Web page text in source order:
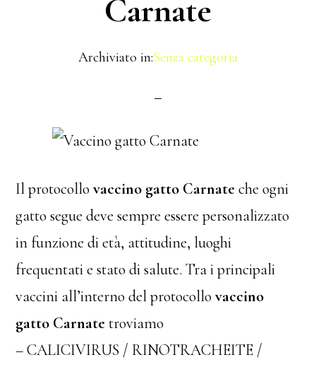
Carnate
Archiviato in:Senza categoria
Il protocollovaccino gatto Carnate che ogni
gatto segue deve sempre essere personalizzato
in funzione di età, attitudine, luoghi
frequentati e stato di salute. Tra i principali
vaccini all’interno del protocollovaccino
gatto Carnatetroviamo
– CALICIVIRUS / RINOTRACHEITE /